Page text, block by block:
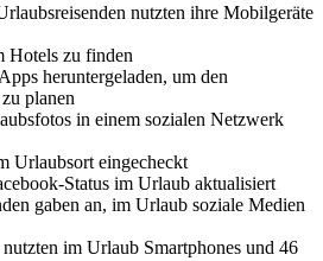
nutzten ihre Mobilgeräte
Hotels zu finden
heruntergeladen, um den
planen
in einem sozialen Netzwerk
Urlaubsort eingecheckt
Status im Urlaub aktualisiert
gaben an, im Urlaub soziale Medien
im Urlaub Smartphones und 46